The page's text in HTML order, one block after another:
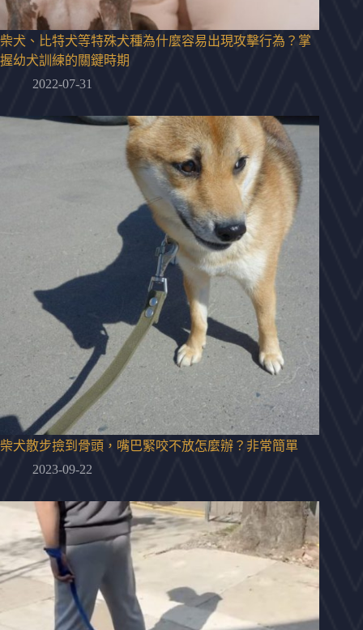
柴犬、比特犬等特殊犬種為什麼容易出現攻擊行為？掌
握幼犬訓練的關鍵時期
2022-07-31
柴犬散步撿到骨頭，嘴巴緊咬不放怎麼辦？非常簡單
2023-09-22